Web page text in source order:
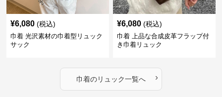
¥6,080 (税込)
巾着 光沢素材の巾着型リュック
サック
¥6,080 (税込)
巾着 上品な合成皮革フラップ付
き巾着リュック
巾着のリュック一覧へ ›